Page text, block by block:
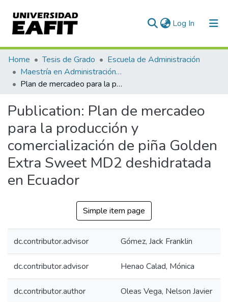
Log In (current)
Communities & Collections
All of DSpace
Home Tesis de Grado
Escuela de Administración
Maestría en Administración - MBA (tesis)
Plan de mercadeo para la producción y comercialización de piña Golden Extra Sweet MD2 deshidratada en Ecuador
Publication: Plan de mercadeo
para la producción y
comercialización de piña Golden
Extra Sweet MD2 deshidratada
en Ecuador
Simple item page
dc.contributor.advisor Gómez, Jack Franklin
dc.contributor.advisor Henao Calad, Mónica
dc.contributor.author Oleas Vega, Nelson Javier